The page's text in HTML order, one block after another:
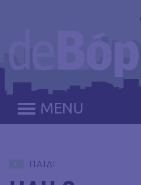
MENU
ΠΑΙΔΙ